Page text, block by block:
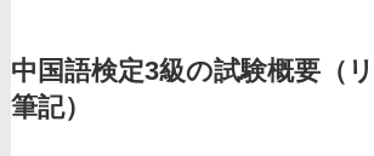
中国語検定3級の試験概要（
筆記）